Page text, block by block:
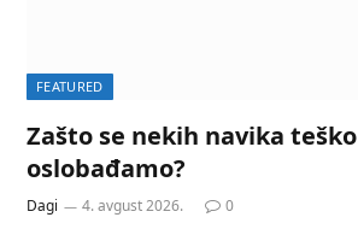
FEATURED
Zašto se nekih navika teško
oslobađamo?
Dagi 4. avgust 2026. 0